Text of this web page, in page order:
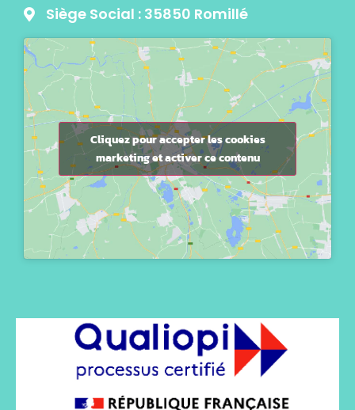
Siège Social : 35850 Romillé
Cliquez pour accepter les cookies
marketing et activer ce contenu